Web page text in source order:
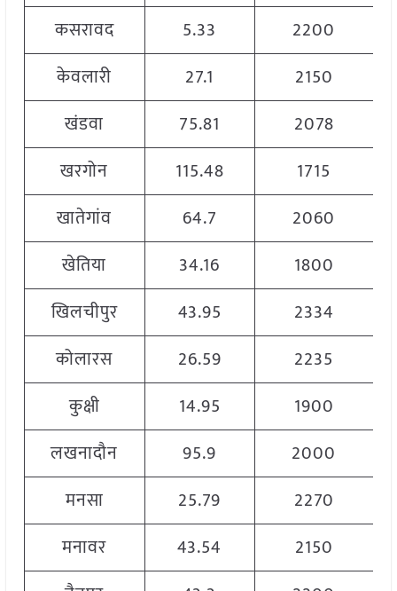
कसरावद
5.33
2200
केवलारी
27.1
2150
खंडवा
75.81
2078
खरगोन
115.48
1715
खातेगांव
64.7
2060
खेतिया
34.16
1800
खिलचीपुर
43.95
2334
कोलारस
26.59
2235
कुक्षी
14.95
1900
लखनादौन
95.9
2000
मनसा
25.79
2270
मनावर
43.54
2150